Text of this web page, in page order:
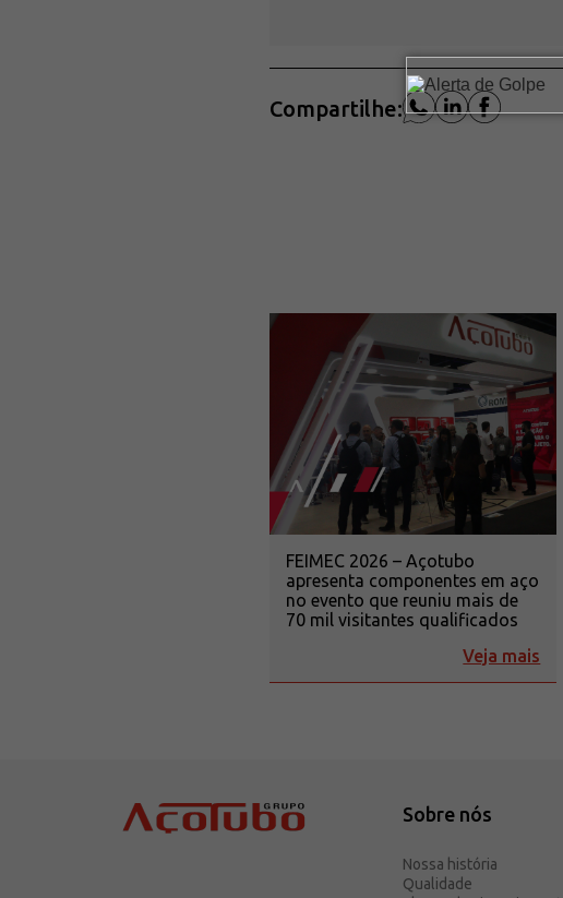
Compartilhe:
FEIMEC 2026 – Açotubo
apresenta componentes em aço
no evento que reuniu mais de
70 mil visitantes qualificados
Veja mais
Sobre nós
Nossa história
Qualidade